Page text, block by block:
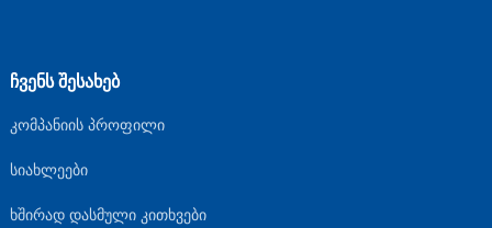
ᲩᲕᲔᲜᲡ ᲨᲔᲡᲐᲮᲔᲑ
კომპანიის პროფილი
სიახლეები
ხშირად დასმული კითხვები